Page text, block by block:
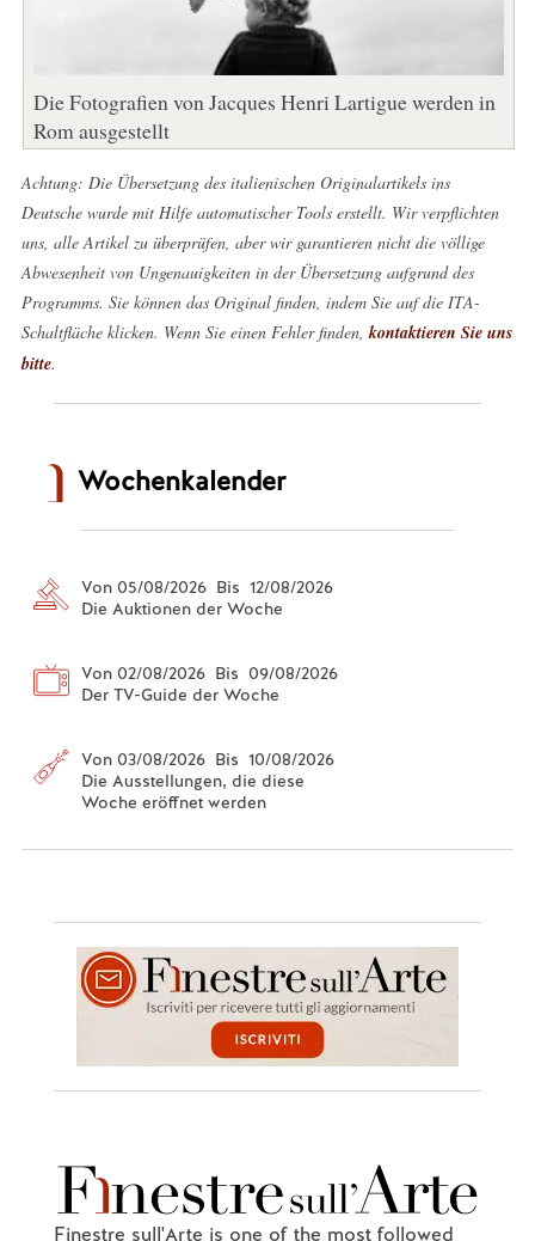
Die Fotografien von Jacques Henri Lartigue werden in
Rom ausgestellt
Achtung: Die Übersetzung des italienischen Originalartikels ins
Deutsche wurde mit Hilfe automatischer Tools erstellt. Wir verpflichten
uns, alle Artikel zu überprüfen, aber wir garantieren nicht die völlige
Abwesenheit von Ungenauigkeiten in der Übersetzung aufgrund des
Programms. Sie können das Original finden, indem Sie auf die ITA-
Schaltfläche klicken. Wenn Sie einen Fehler finden, kontaktieren Sie uns
bitte.
Wochenkalender
Von 05/08/2026 Bis 12/08/2026
Die Auktionen der Woche
Von 02/08/2026 Bis 09/08/2026
Der TV-Guide der Woche
Von 03/08/2026 Bis 10/08/2026
Die Ausstellungen, die diese
Woche eröffnet werden
Finestre sull'Arte is one of the most followed